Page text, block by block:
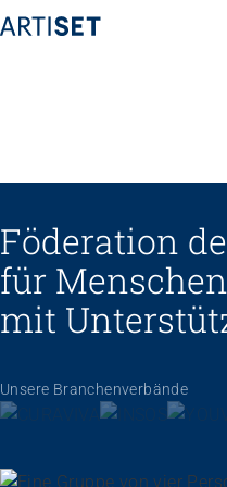
Föderation
für Menschen
mit
Unsere Branchenverbände